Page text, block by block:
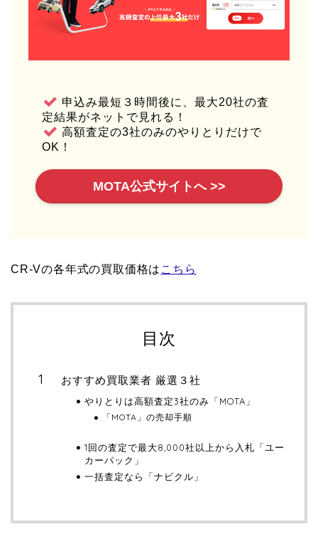
申込み最短３時間後に、最大20社の査
定結果がネットで見れる！
高額査定の3社のみのやりとりだけで
OK！
MOTA公式サイトへ >>
CR-Vの各年式の買取価格は こちら
目次
おすすめ買取業者 厳選３社
やりとりは高額査定3社のみ「MOTA」
「MOTA」の売却手順
1回の査定で最大8,000社以上から入札「ユー
カーパック」
一括査定なら「ナビクル」